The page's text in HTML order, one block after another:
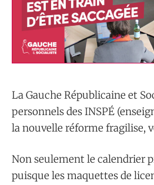
La Gauche Républicaine et
personnels des INSPÉ
la nouvelle réforme fragilise,
Non seulement le calendrier
puisque les maquettes de